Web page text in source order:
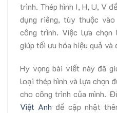
trình. Thép hình I, H, U, V
dụng riêng, tùy thuộc
công trình. Việc lựa chọn
giúp tối ưu hóa hiệu quả và
Hy vọng bài viết này đã
loại thép hình và lựa chọn
cho công trình của mình.
Việt Anh để cập nhật